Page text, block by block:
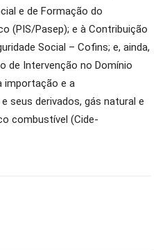
e de Formação do
(PIS/Pasep); e à Contribuição
Social – Cofins; e, ainda,
de Intervenção no Domínio
importação e a
seus derivados, gás natural e
combustível (Cide-